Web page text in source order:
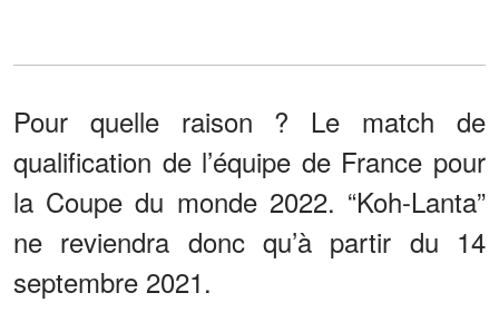
Pour quelle raison ? Le match de
qualification de l’équipe de France pour
la Coupe du monde 2022. “Koh-Lanta”
ne reviendra donc qu’à partir du 14
septembre 2021.